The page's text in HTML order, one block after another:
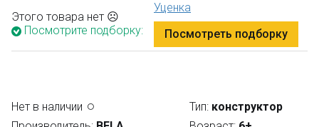
Этого товара нет ☹
Посмотрите подборку:
Уценка
Посмотреть подборку
Нет в наличии
Тип: конструктор